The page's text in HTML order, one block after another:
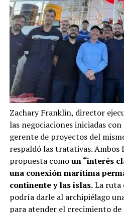
Zachary Franklin, director
las negociaciones iniciadas
gerente de proyectos del
respaldó las tratativas.
propuesta comoun “interés
una conexión marítima
continente y las islas.La ruta
podría darle al archipiélago
para atender el crecimiento